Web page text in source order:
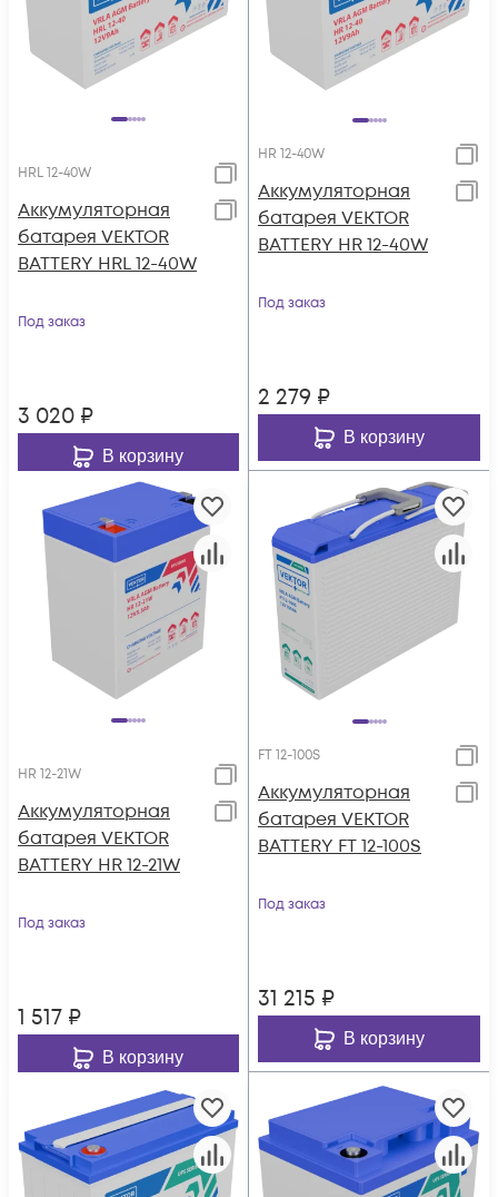
HRL 12-40W
Аккумуляторная
батарея VEKTOR
BATTERY HRL 12-40W
Под заказ
3 020 ₽
В корзину
HR 12-40W
Аккумуляторная
батарея VEKTOR
BATTERY HR 12-40W
Под заказ
2 279 ₽
В корзину
HR 12-21W
Аккумуляторная
батарея VEKTOR
BATTERY HR 12-21W
Под заказ
1 517 ₽
В корзину
FT 12-100S
Аккумуляторная
батарея VEKTOR
BATTERY FT 12-100S
Под заказ
31 215 ₽
В корзину